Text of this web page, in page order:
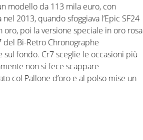
modello da 113 mila euro, con
2013, quando sfoggiava l’Epic SF24
poi la versione speciale in oro rosa
del Bi-Retro Chronographe
fondo. Cr7 sceglie le occasioni più
non si fece scappare
col Pallone d’oro e al polso mise un